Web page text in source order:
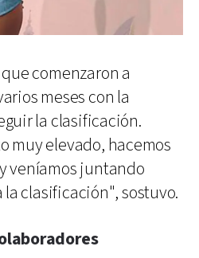
comenzaron a
meses con la
la clasificación.
muy elevado, hacemos
veníamos juntando
clasificación", sostuvo.